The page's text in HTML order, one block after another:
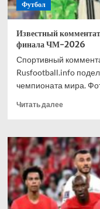
Футбол
Известный
финала ЧМ-2026
Спортивный
Rusfootball.info
чемпионата мира.
Читать далееПрочитать
дал
прогноз
на
все
матчи